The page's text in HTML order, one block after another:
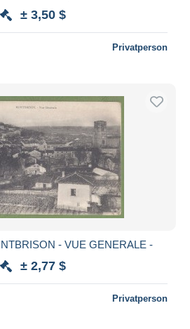
± 3,50 $
Privatperson
- VUE GENERALE -
± 2,77 $
Privatperson